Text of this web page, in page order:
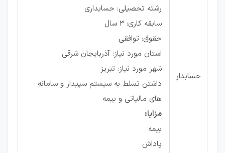
حسابدار
رشته تحصیلی: حسابداری
سابقه کاری: 3 سال
حقوق: توافقی
استان مورد نیاز: آذربایجان شرقی
شهر مورد نیاز: تبریز
داشتن تسلط به سیستم سپیدار و سامانه
های مالیاتی و بیمه
مزایا:
بیمه
پاداش